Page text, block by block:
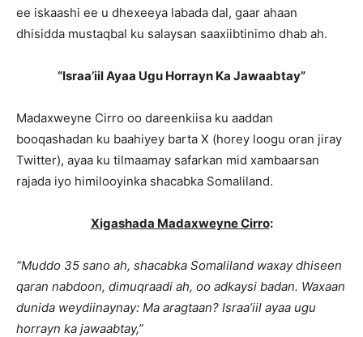
ee iskaashi ee u dhexeeya labada dal, gaar ahaan
dhisidda mustaqbal ku salaysan saaxiibtinimo dhab ah.
“Israa’iil Ayaa Ugu Horrayn Ka Jawaabtay”
Madaxweyne Cirro oo dareenkiisa ku aaddan
booqashadan ku baahiyey barta X (horey loogu oran jiray
Twitter), ayaa ku tilmaamay safarkan mid xambaarsan
rajada iyo himilooyinka shacabka Somaliland.
Xigashada Madaxweyne Cirro:
“Muddo 35 sano ah, shacabka Somaliland waxay dhiseen
qaran nabdoon, dimuqraadi ah, oo adkaysi badan. Waxaan
dunida weydiinaynay: Ma aragtaan? Israa’iil ayaa ugu
horrayn ka jawaabtay,”